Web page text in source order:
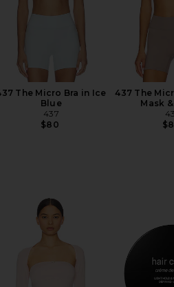
The Micro Bra in Ice
Blue
437
$80
437 The
Mask